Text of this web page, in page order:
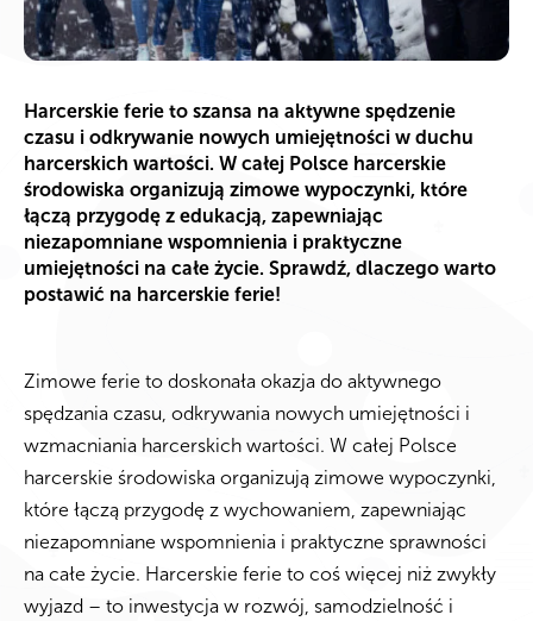
Harcerskie ferie to szansa na aktywne spędzenie
czasu i odkrywanie nowych umiejętności w duchu
harcerskich wartości. W całej Polsce harcerskie
środowiska organizują zimowe wypoczynki, które
łączą przygodę z edukacją, zapewniając
niezapomniane wspomnienia i praktyczne
umiejętności na całe życie. Sprawdź, dlaczego warto
postawić na harcerskie ferie!
Zimowe ferie to doskonała okazja do aktywnego
spędzania czasu, odkrywania nowych umiejętności i
wzmacniania harcerskich wartości. W całej Polsce
harcerskie środowiska organizują zimowe wypoczynki,
które łączą przygodę z wychowaniem, zapewniając
niezapomniane wspomnienia i praktyczne sprawności
na całe życie. Harcerskie ferie to coś więcej niż zwykły
wyjazd – to inwestycja w rozwój, samodzielność i